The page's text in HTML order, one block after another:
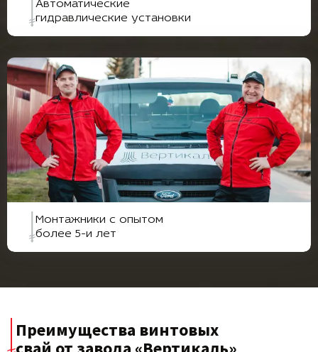
Автоматические
гидравлические установки
Монтажники с опытом
более 5-и лет
Преимущества винтовых